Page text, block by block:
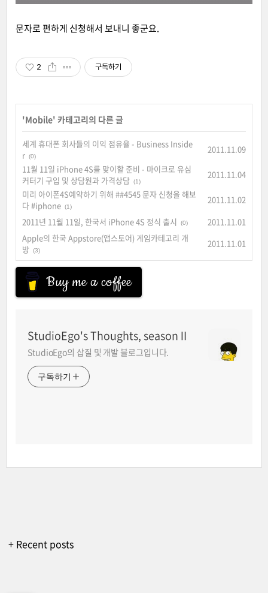
문자로 편하게 신청해서 보내니 좋군요.
2 구독하기
'Mobile' 카테고리의 다른 글
세계 휴대폰 회사들의 이익 점유율 - Business Inside
r (0)
2011.11.09
11월 11일 iPhone 4S를 맞이할 준비 - 마이크로 유심
커터기 구입 및 상담원과 가격상담 (1)
2011.11.04
미리 아이폰4S예약하기 위해 ##4545 문자 신청을 해보
다 #iphone (1)
2011.11.02
2011년 11월 11일, 한국서 iPhone 4S 정식 출시
(0)
2011.11.01
Apple의 한국 Appstore(앱스토어) 게임카테고리 개
방 (3)
2011.11.01
Buy me a coffee
StudioEgo's Thoughts, seasonⅡ
StudioEgo의 삽질 및 개발 블로그입니다.
구독하기
+ Recent posts